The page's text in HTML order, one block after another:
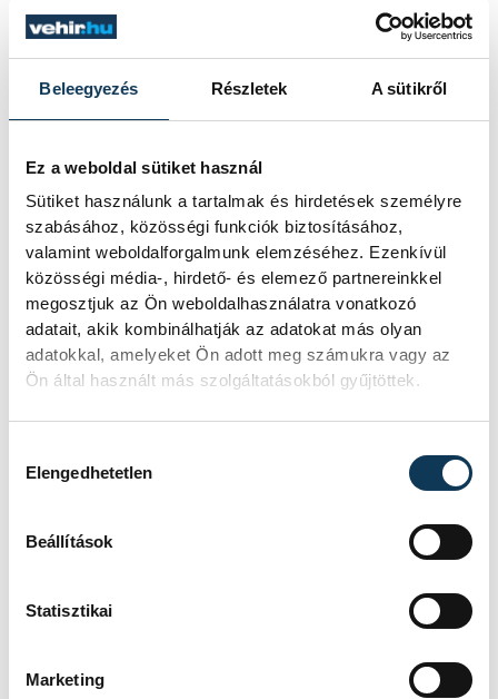
Beleegyezés Részletek A sütikről
Ez a weboldal sütiket használ
Sütiket használunk a tartalmak és hirdetések személyre
szabásához, közösségi funkciók biztosításához,
valamint weboldalforgalmunk elemzéséhez. Ezenkívül
közösségi média-, hirdető- és elemező partnereinkkel
megosztjuk az Ön weboldalhasználatra vonatkozó
adatait, akik kombinálhatják az adatokat más olyan
adatokkal, amelyeket Ön adott meg számukra vagy az
Ön által használt más szolgáltatásokból gyűjtöttek.
Elengedhetetlen
Beállítások
Statisztikai
Marketing
előállításának,
használatának a környezetre gyakorolt
nagymértékű káros hatásaival kapcsolatos
András úgy fogalmazott: "Molnár és
korosztálya szabadlelkű irányt nyitott és a
kultúrtörténeti, történelmi érdem
vitathatatlan, tőlük többé el nem vehető,
ám az hogy építészetüknek a technológiai
oldala ilyen hamar kerüljön zárójelbe, erre
még pár éve sem gondolt talán senki.
kell azzal a társadalomfilozófia
megalapozottságú gondolkodásmóddal,
amely épületeinek tájolásában, leginkább
pedig belső térkialakításában érvényesül."